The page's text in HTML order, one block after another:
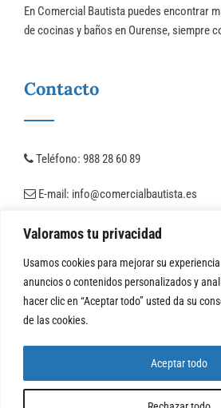
Valoramos tu privacidad
Usamos cookies para mejorar su
anuncios o contenidos personalizados y
hacer clic en “Aceptar todo” usted da su
de las cookies.
Aceptar todo
En Comercial Bautista puedes encontrar
de cocinas y baños en Ourense, siempre
Contacto
Teléfono: 988 28 60 89
E-mail: info@comercialbautista.es
© Copyright 2025 | Comercial Bautista
Construcción |Aviso legal y Privacidad|
Citiservi Media